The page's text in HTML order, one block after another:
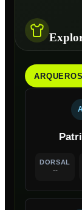
ARQUEROS
DORSAL
--